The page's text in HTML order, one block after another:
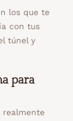
los que te
con tus
túnel y
para
realmente